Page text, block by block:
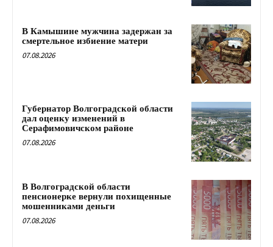
В Камышине мужчина задержан за
смертельное избиение матери
07.08.2026
Губернатор Волгоградской области
дал оценку изменений в
Серафимовичском районе
07.08.2026
В Волгоградской области
пенсионерке вернули похищенные
мошенниками деньги
07.08.2026